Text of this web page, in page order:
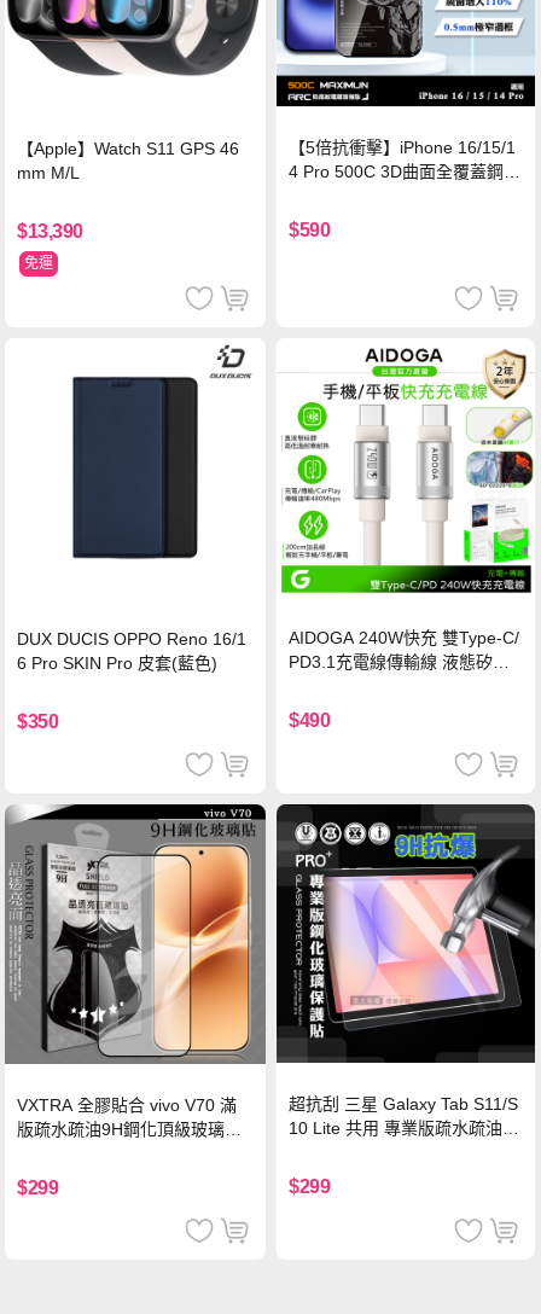
【Apple】Watch S11 GPS 46
mm M/L
$13,390
免運
【5倍抗衝擊】iPhone 16/15/1
4 Pro 500C 3D曲面全覆蓋鋼化
保護貼
$590
DUX DUCIS OPPO Reno 16/1
6 Pro SKIN Pro 皮套(藍色)
$350
AIDOGA 240W快充 雙Type-C/
PD3.1充電線傳輸線 液態矽膠
機/平板/筆電
$490
VXTRA 全膠貼合 vivo V70 滿
版疏水疏油9H鋼化頂級玻璃貼
$299
超抗刮 三星 Galaxy Tab S11/S
10 Lite 共用 專業版疏水疏油9
$299